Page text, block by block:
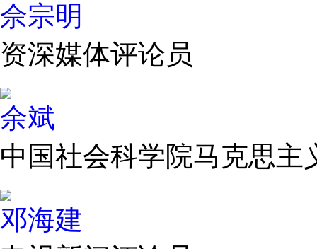
佘宗明
资深媒体评论员
余斌
中国社会科学院马克思主
邓海建